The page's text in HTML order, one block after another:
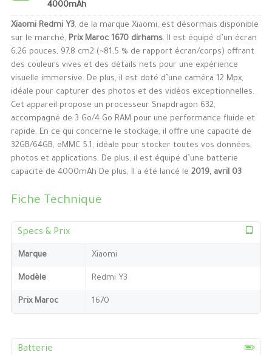
4000mAh
Xiaomi Redmi Y3, de la marque Xiaomi, est désormais disponible
sur le marché, Prix Maroc 1670 dirhams. Il est équipé d’un écran
6,26 pouces, 97,8 cm2 (~81,5 % de rapport écran/corps) offrant
des couleurs vives et des détails nets pour une expérience
visuelle immersive. De plus, il est doté d’une caméra 12 Mpx,
idéale pour capturer des photos et des vidéos exceptionnelles.
Cet appareil propose un processeur Snapdragon 632,
accompagné de 3 Go/4 Go RAM pour une performance fluide et
rapide. En ce qui concerne le stockage, il offre une capacité de
32GB/64GB, eMMC 5.1, idéale pour stocker toutes vos données,
photos et applications. De plus, il est équipé d’une batterie
capacité de 4000mAh De plus, Il a été lancé le 2019, avril 03
Fiche Technique
Specs & Prix
Marque Xiaomi
Modèle Redmi Y3
Prix Maroc 1670
Batterie